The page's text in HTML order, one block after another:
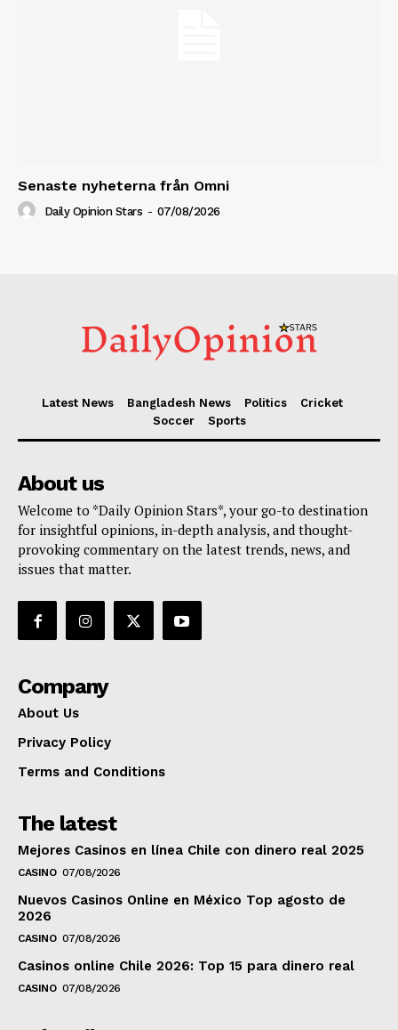
Senaste nyheterna från Omni
Daily Opinion Stars - 07/08/2026
Latest News Bangladesh News Politics
Cricket
Soccer
Sports
About us
Welcome to *Daily Opinion Stars*, your go-to destination
for insightful opinions, in-depth analysis, and thought-
provoking commentary on the latest trends, news, and
issues that matter.
Company
About Us
Privacy Policy
Terms and Conditions
The latest
Mejores Casinos en línea Chile con dinero real 2025
CASINO 07/08/2026
Nuevos Casinos Online en México Top agosto de
2026
CASINO 07/08/2026
Casinos online Chile 2026: Top 15 para dinero real
CASINO 07/08/2026